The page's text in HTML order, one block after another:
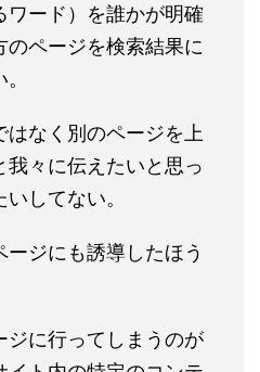
ワード）を誰かが明確
ページを検索結果に
なく別のページを上
々に伝えたいと思っ
してない。
ジにも誘導したほう
ジに行ってしまうのが